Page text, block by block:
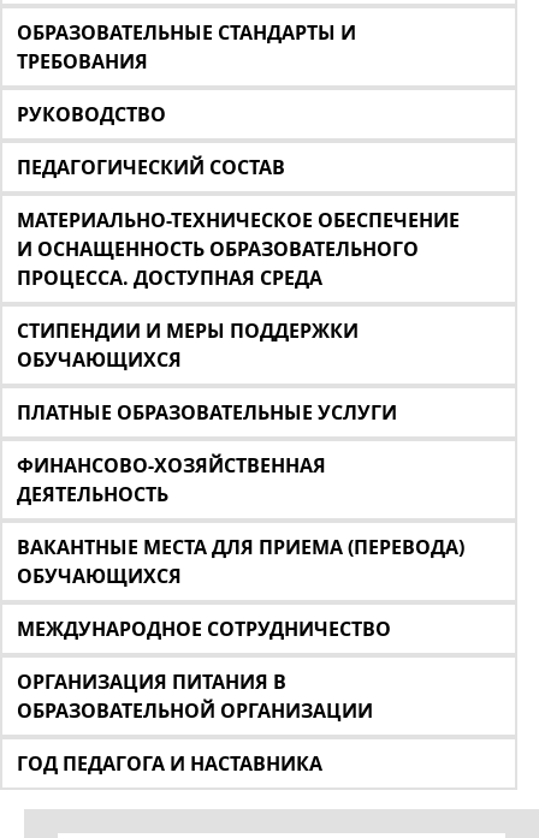
ОБРАЗОВАТЕЛЬНЫЕ СТАНДАРТЫ И
ТРЕБОВАНИЯ
РУКОВОДСТВО
ПЕДАГОГИЧЕСКИЙ СОСТАВ
МАТЕРИАЛЬНО-ТЕХНИЧЕСКОЕ ОБЕСПЕЧЕНИЕ
И ОСНАЩЕННОСТЬ ОБРАЗОВАТЕЛЬНОГО
ПРОЦЕССА. ДОСТУПНАЯ СРЕДА
СТИПЕНДИИ И МЕРЫ ПОДДЕРЖКИ
ОБУЧАЮЩИХСЯ
ПЛАТНЫЕ ОБРАЗОВАТЕЛЬНЫЕ УСЛУГИ
ФИНАНСОВО-ХОЗЯЙСТВЕННАЯ
ДЕЯТЕЛЬНОСТЬ
ВАКАНТНЫЕ МЕСТА ДЛЯ ПРИЕМА (ПЕРЕВОДА)
ОБУЧАЮЩИХСЯ
МЕЖДУНАРОДНОЕ СОТРУДНИЧЕСТВО
ОРГАНИЗАЦИЯ ПИТАНИЯ В
ОБРАЗОВАТЕЛЬНОЙ ОРГАНИЗАЦИИ
ГОД ПЕДАГОГА И НАСТАВНИКА